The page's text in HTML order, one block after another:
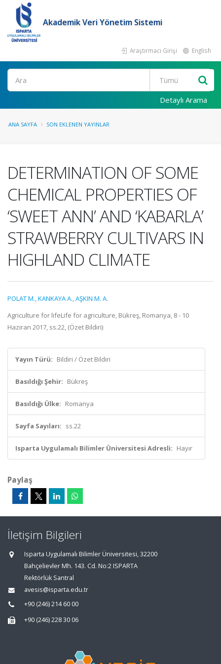
Akademik Veri Yönetim Sistemi
Araştırmacı Girişi English
Ara
Detaylı Arama
ANA SAYFA SON EKLENEN YAYINLAR
DETERMINATION OF SOME
CHEMICAL PROPERTIES OF
‘SWEET ANN’ AND ‘KABARLA’
STRAWBERRY CULTIVARS IN
HIGHLAND CLIMATE
POLAT M.,KANKAYA A.,AŞKIN M. A.
Agriculture for lifeLife for agriculture, Bükreş, Romanya, 8 - 10
Haziran 2017, ss.22, (Özet Bildiri)
Yayın Türü: Bildiri / Özet Bildiri
Basıldığı Şehir: Bükreş
Basıldığı Ülke: Romanya
Sayfa Sayıları: ss.22
Isparta Uygulamalı Bilimler Üniversitesi Adresli: Hayır
Paylaş
İletişim Bilgileri
Isparta Uygulamalı Bilimler Üniversitesi, 32200
Bahçelievler Mh. 143. Cd. No:2 ISPARTA
Rektörlük Santral
avesis@isparta.edu.tr
+90 (246) 214 60 00
+90 (246) 228 30 06